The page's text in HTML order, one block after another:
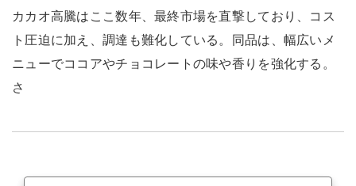
カカオ高騰はここ数年、最終市場を直撃しており、コス
ト圧迫に加え、調達も難化している。同品は、幅広いメ
ニューでココアやチョコレートの味や香りを強化する。
さ